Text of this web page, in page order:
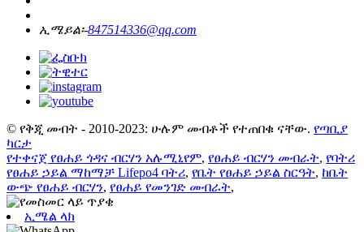
ኢሜይል፡-847514336@qq.com
© የቅጂ መብት - 2010-2023: ሁሉም መብቶች የተጠበቁ ናቸው. የጣቢያ
ካርታ
የተቀናጀ የፀሐይ ጎዳና ብርሃን አሉሚኒየም, የፀሐይ ብርሃን መብራት, የባትሪ
የፀሐይ ኃይል ማከማቻ Lifepo4 ባትሪ, የቤት የፀሐይ ኃይል ስርዓት, ከቤት
ውጭ የፀሐይ ብርሃን, የፀሐይ የመንገድ መብራት,
ኢሜል ላክ